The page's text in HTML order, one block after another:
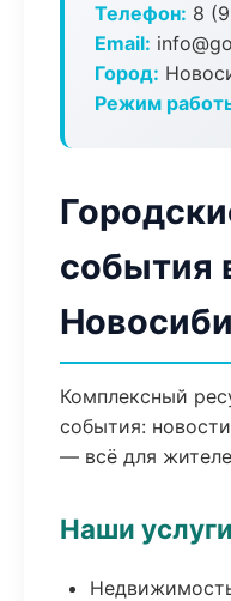
Телефон: 8
Email:
Город:
Режим
события
Комплексный
события:
— всё для
Наши услуги